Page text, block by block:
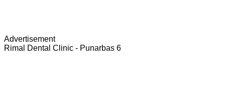
Advertisement
Rimal Dental Clinic - Punarbas 6